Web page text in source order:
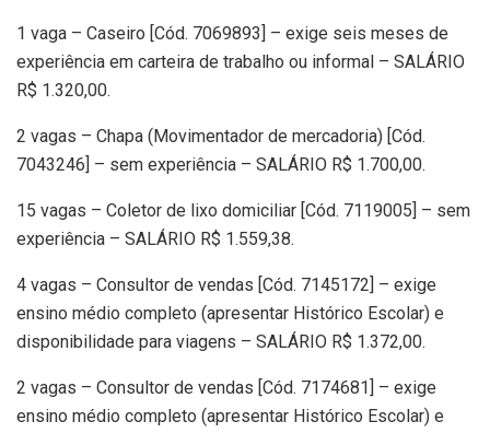
1 vaga – Caseiro [Cód. 7069893] – exige seis meses de
experiência em carteira de trabalho ou informal – SALÁRIO
R$ 1.320,00.
2 vagas – Chapa (Movimentador de mercadoria) [Cód.
7043246] – sem experiência – SALÁRIO R$ 1.700,00.
15 vagas – Coletor de lixo domiciliar [Cód. 7119005] – sem
experiência – SALÁRIO R$ 1.559,38.
4 vagas – Consultor de vendas [Cód. 7145172] – exige
ensino médio completo (apresentar Histórico Escolar) e
disponibilidade para viagens – SALÁRIO R$ 1.372,00.
2 vagas – Consultor de vendas [Cód. 7174681] – exige
ensino médio completo (apresentar Histórico Escolar) e